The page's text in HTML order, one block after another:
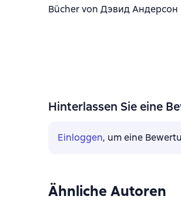
Bücher von Дэвид
Hinterlassen Sie eine
Einloggen, um eine
Ähnliche Autoren